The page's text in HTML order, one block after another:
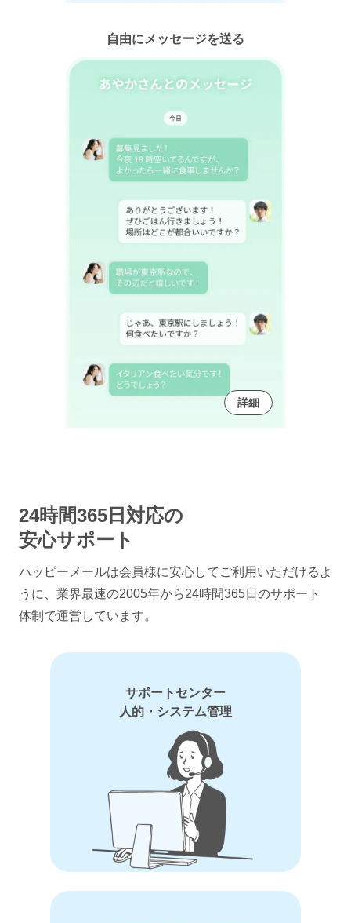
自由にメッセージを送る
詳細
24時間365日対応の
安心サポート
ハッピーメールは会員様に安心してご利用いただけるよ
うに、 業界最速の2005年から24時間365日のサポート
体制で運営しています。
サポートセンター
人的・システム管理